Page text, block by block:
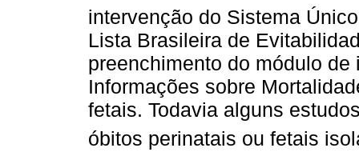
intervenção do Sistema
Lista Brasileira de
preenchimento do módulo
Informações sobre
fetais. Todavia alguns
óbitos perinatais ou fetais